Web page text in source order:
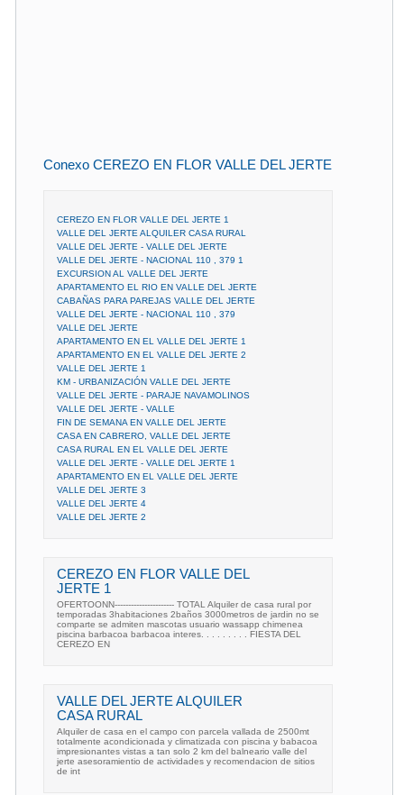
Conexo CEREZO EN FLOR VALLE DEL JERTE
CEREZO EN FLOR VALLE DEL JERTE 1
VALLE DEL JERTE ALQUILER CASA RURAL
VALLE DEL JERTE - VALLE DEL JERTE
VALLE DEL JERTE - NACIONAL 110 , 379 1
EXCURSION AL VALLE DEL JERTE
APARTAMENTO EL RIO EN VALLE DEL JERTE
CABAÑAS PARA PAREJAS VALLE DEL JERTE
VALLE DEL JERTE - NACIONAL 110 , 379
VALLE DEL JERTE
APARTAMENTO EN EL VALLE DEL JERTE 1
APARTAMENTO EN EL VALLE DEL JERTE 2
VALLE DEL JERTE 1
KM - URBANIZACIÓN VALLE DEL JERTE
VALLE DEL JERTE - PARAJE NAVAMOLINOS
VALLE DEL JERTE - VALLE
FIN DE SEMANA EN VALLE DEL JERTE
CASA EN CABRERO, VALLE DEL JERTE
CASA RURAL EN EL VALLE DEL JERTE
VALLE DEL JERTE - VALLE DEL JERTE 1
APARTAMENTO EN EL VALLE DEL JERTE
VALLE DEL JERTE 3
VALLE DEL JERTE 4
VALLE DEL JERTE 2
CEREZO EN FLOR VALLE DEL
JERTE 1
OFERTOONN---------------------- TOTAL Alquiler de casa rural por
temporadas 3habitaciones 2baños 3000metros de jardin no se
comparte se admiten mascotas usuario wassapp chimenea
piscina barbacoa barbacoa interes. . . . . . . . . FIESTA DEL
CEREZO EN
VALLE DEL JERTE ALQUILER
CASA RURAL
Alquiler de casa en el campo con parcela vallada de 2500mt
totalmente acondicionada y climatizada con piscina y babacoa
impresionantes vistas a tan solo 2 km del balneario valle del
jerte asesoramientio de actividades y recomendacion de sitios
de int